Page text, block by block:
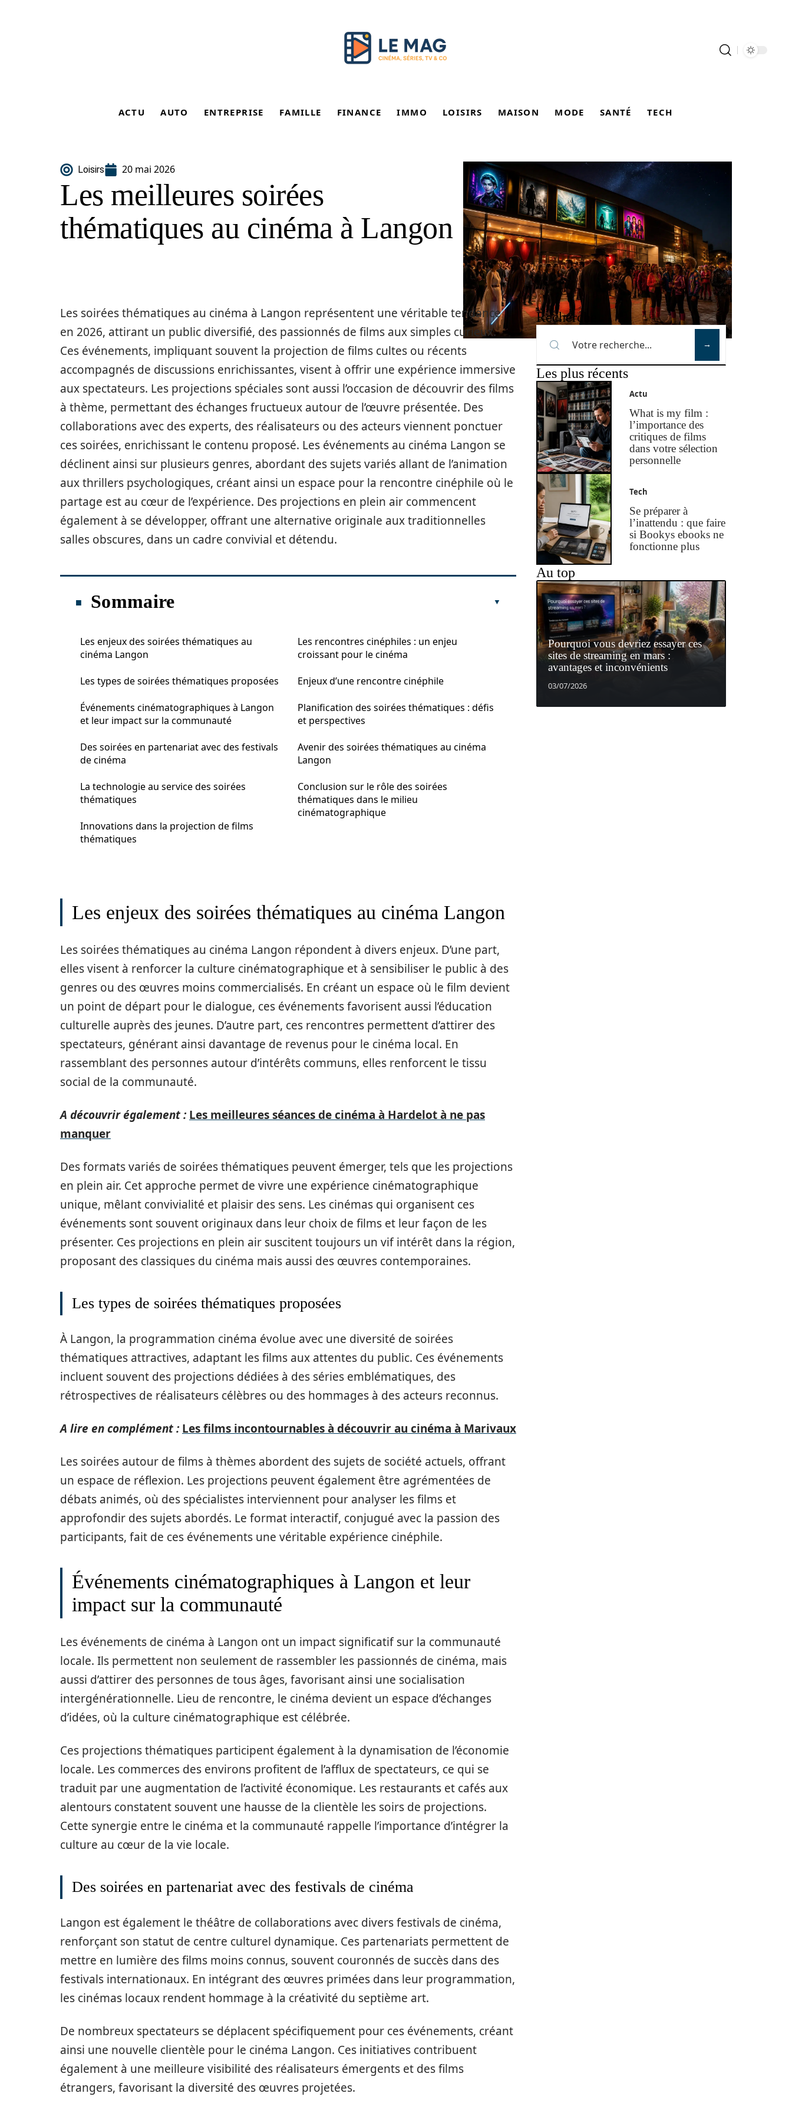
ACTU AUTO ENTREPRISE FAMILLE FINANCE IMMO LOISIRS MAISON MODE SANTÉ TECH
Loisirs 20 mai 2026
Les meilleures soirées
thématiques au cinéma à Langon
Les soirées thématiques au cinéma à Langon représentent une véritable tendance
en 2026, attirant un public diversifié, des passionnés de films aux simples curieux.
Ces événements, impliquant souvent la projection de films cultes ou récents
accompagnés de discussions enrichissantes, visent à offrir une expérience immersive
aux spectateurs. Les projections spéciales sont aussi l’occasion de découvrir des films
à thème, permettant des échanges fructueux autour de l’œuvre présentée. Des
collaborations avec des experts, des réalisateurs ou des acteurs viennent ponctuer
ces soirées, enrichissant le contenu proposé. Les événements au cinéma Langon se
déclinent ainsi sur plusieurs genres, abordant des sujets variés allant de l’animation
aux thrillers psychologiques, créant ainsi un espace pour la rencontre cinéphile où le
partage est au cœur de l’expérience. Des projections en plein air commencent
également à se développer, offrant une alternative originale aux traditionnelles
salles obscures, dans un cadre convivial et détendu.
Sommaire
Les enjeux des soirées thématiques au
cinéma Langon
Les types de soirées thématiques proposées
Événements cinématographiques à Langon
et leur impact sur la communauté
Des soirées en partenariat avec des festivals
de cinéma
La technologie au service des soirées
thématiques
Innovations dans la projection de films
thématiques
Les rencontres cinéphiles : un enjeu
croissant pour le cinéma
Enjeux d’une rencontre cinéphile
Planification des soirées thématiques : défis
et perspectives
Avenir des soirées thématiques au cinéma
Langon
Conclusion sur le rôle des soirées
thématiques dans le milieu
cinématographique
Les enjeux des soirées thématiques au cinéma Langon
Les soirées thématiques au cinéma Langon répondent à divers enjeux. D’une part,
elles visent à renforcer la culture cinématographique et à sensibiliser le public à des
genres ou des œuvres moins commercialisés. En créant un espace où le film devient
un point de départ pour le dialogue, ces événements favorisent aussi l’éducation
culturelle auprès des jeunes. D’autre part, ces rencontres permettent d’attirer des
spectateurs, générant ainsi davantage de revenus pour le cinéma local. En
rassemblant des personnes autour d’intérêts communs, elles renforcent le tissu
social de la communauté.
A découvrir également : Les meilleures séances de cinéma à Hardelot à ne pas
manquer
Des formats variés de soirées thématiques peuvent émerger, tels que les projections
en plein air. Cet approche permet de vivre une expérience cinématographique
unique, mêlant convivialité et plaisir des sens. Les cinémas qui organisent ces
événements sont souvent originaux dans leur choix de films et leur façon de les
présenter. Ces projections en plein air suscitent toujours un vif intérêt dans la région,
proposant des classiques du cinéma mais aussi des œuvres contemporaines.
Les types de soirées thématiques proposées
À Langon, la programmation cinéma évolue avec une diversité de soirées
thématiques attractives, adaptant les films aux attentes du public. Ces événements
incluent souvent des projections dédiées à des séries emblématiques, des
rétrospectives de réalisateurs célèbres ou des hommages à des acteurs reconnus.
A lire en complément : Les films incontournables à découvrir au cinéma à Marivaux
Les soirées autour de films à thèmes abordent des sujets de société actuels, offrant
un espace de réflexion. Les projections peuvent également être agrémentées de
débats animés, où des spécialistes interviennent pour analyser les films et
approfondir des sujets abordés. Le format interactif, conjugué avec la passion des
participants, fait de ces événements une véritable expérience cinéphile.
Événements cinématographiques à Langon et leur
impact sur la communauté
Les événements de cinéma à Langon ont un impact significatif sur la communauté
locale. Ils permettent non seulement de rassembler les passionnés de cinéma, mais
aussi d’attirer des personnes de tous âges, favorisant ainsi une socialisation
intergénérationnelle. Lieu de rencontre, le cinéma devient un espace d’échanges
d’idées, où la culture cinématographique est célébrée.
Ces projections thématiques participent également à la dynamisation de l’économie
locale. Les commerces des environs profitent de l’afflux de spectateurs, ce qui se
traduit par une augmentation de l’activité économique. Les restaurants et cafés aux
alentours constatent souvent une hausse de la clientèle les soirs de projections.
Cette synergie entre le cinéma et la communauté rappelle l’importance d’intégrer la
culture au cœur de la vie locale.
Des soirées en partenariat avec des festivals de cinéma
Langon est également le théâtre de collaborations avec divers festivals de cinéma,
renforçant son statut de centre culturel dynamique. Ces partenariats permettent de
mettre en lumière des films moins connus, souvent couronnés de succès dans des
festivals internationaux. En intégrant des œuvres primées dans leur programmation,
les cinémas locaux rendent hommage à la créativité du septième art.
De nombreux spectateurs se déplacent spécifiquement pour ces événements, créant
ainsi une nouvelle clientèle pour le cinéma Langon. Ces initiatives contribuent
également à une meilleure visibilité des réalisateurs émergents et des films
étrangers, favorisant la diversité des œuvres projetées.
Recherche
Les plus récents
Actu
What is my film :
l’importance des
critiques de films
dans votre sélection
personnelle
Tech
Se préparer à
l’inattendu : que faire
si Bookys ebooks ne
fonctionne plus
Au top
Pourquoi vous devriez essayer ces
sites de streaming en mars :
avantages et inconvénients
03/07/2026